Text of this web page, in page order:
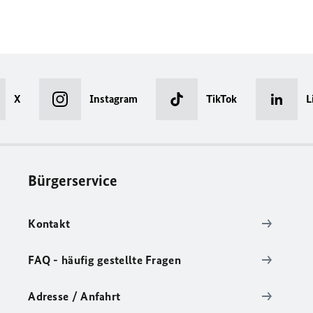
X Instagram TikTok
Bürgerservice
Kontakt
FAQ - häufig gestellte Fragen
Adresse / Anfahrt